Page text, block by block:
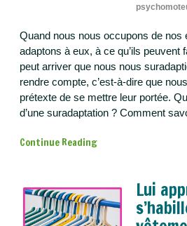
Quand nous nous occupons de nos
adaptons à eux, à ce qu’ils peuvent
peut arriver que nous nous
rendre compte, c’est-à-dire que
prétexte de se mettre leur portée.
d’une suradaptation ? Comment
Continue Reading
Lui